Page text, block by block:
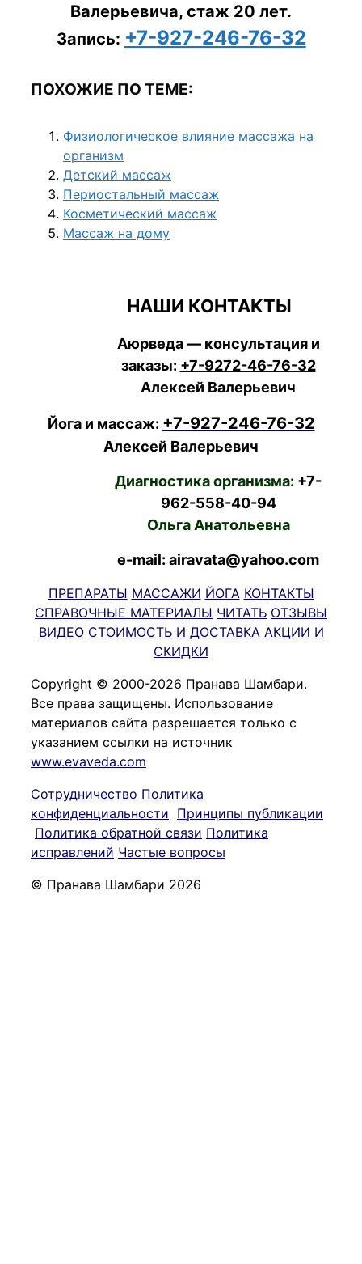
Валерьевича, стаж 20 лет.
Запись: +7-927-246-76-32
ПОХОЖИЕ ПО ТЕМЕ:
Физиологическое влияние массажа на
организм
Детский массаж
Периостальный массаж
Косметический массаж
Массаж на дому
НАШИ КОНТАКТЫ
Аюрведа — консультация и
заказы: +7-9272-46-76-32
Алексей Валерьевич
Йога и массаж: +7-927-246-76-32
Алексей Валерьевич
Диагностика организма: +7-
962-558-40-94
Ольга Анатольевна
e-mail: airavata@yahoo.com
ПРЕПАРАТЫ МАССАЖИ ЙОГА КОНТАКТЫ
СПРАВОЧНЫЕ МАТЕРИАЛЫ ЧИТАТЬ ОТЗЫВЫ
ВИДЕО СТОИМОСТЬ И ДОСТАВКА АКЦИИ И
СКИДКИ
Copyright © 2000-2026 Пранава Шамбари.
Все права защищены. Использование
материалов сайта разрешается только с
указанием ссылки на источник
www.evaveda.com
Сотрудничество Политика
конфиденциальности Принципы публикации
Политика обратной связи Политика
исправлений Частые вопросы
© Пранава Шамбари 2026